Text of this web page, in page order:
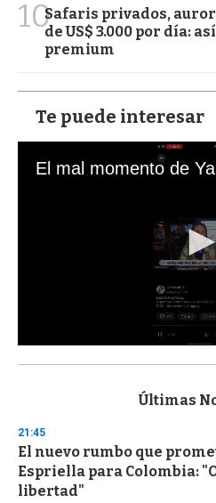
10Safaris privados,
de US$ 3.000 por día:
premium
Te puede interesar
s
d
s
o
f
3
Últimas
21:45
El nuevo rumbo que
Espriella para Colombia:
libertad"